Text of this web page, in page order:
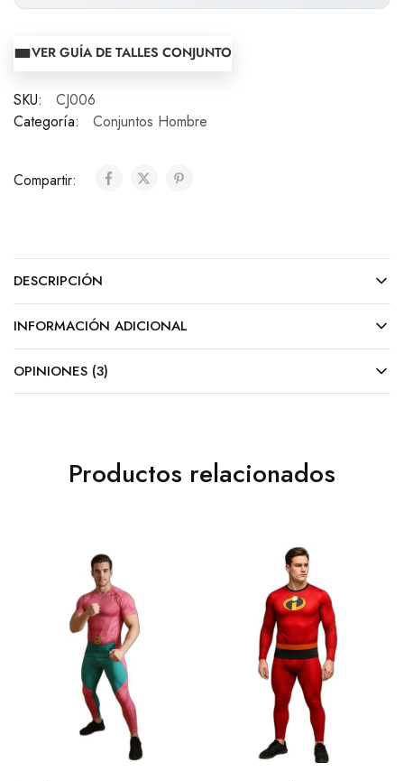
VER GUÍA DE TALLES CONJUNTO
SKU:
CJ006
Categoría:
Conjuntos Hombre
Compartir:
DESCRIPCIÓN
INFORMACIÓN ADICIONAL
OPINIONES (3)
Productos relacionados